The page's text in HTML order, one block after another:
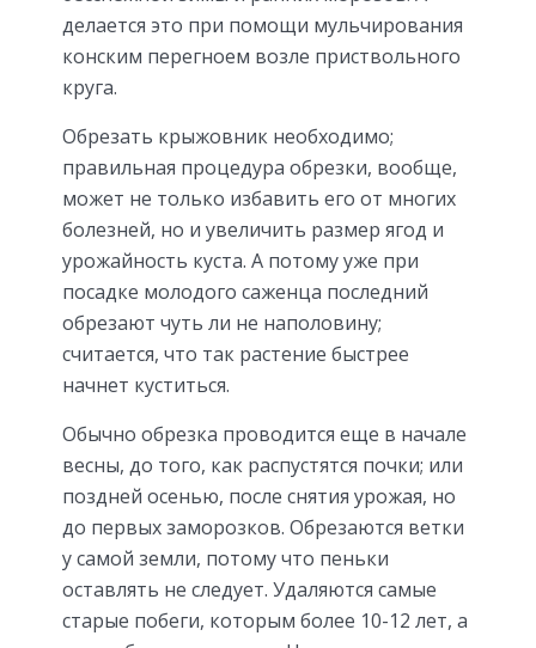
делается это при помощи мульчирования
конским перегноем возле приствольного
круга.
Обрезать крыжовник необходимо;
правильная процедура обрезки, вообще,
может не только избавить его от многих
болезней, но и увеличить размер ягод и
урожайность куста. А потому уже при
посадке молодого саженца последний
обрезают чуть ли не наполовину;
считается, что так растение быстрее
начнет куститься.
Обычно обрезка проводится еще в начале
весны, до того, как распустятся почки; или
поздней осенью, после снятия урожая, но
до первых заморозков. Обрезаются ветки
у самой земли, потому что пеньки
оставлять не следует. Удаляются самые
старые побеги, которым более 10-12 лет, а